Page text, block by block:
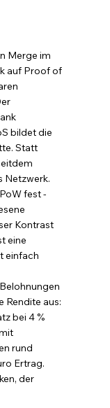
Merge im
auf Proof of
bildet die
Statt
Netzwerk.
fest -
Kontrast
eine
einfach
Rendite aus:
bei 4 %
rund
Ertrag.
der